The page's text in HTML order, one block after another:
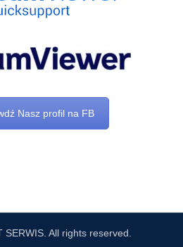
Nasz profil na FB
SERWIS. All rights reserved.